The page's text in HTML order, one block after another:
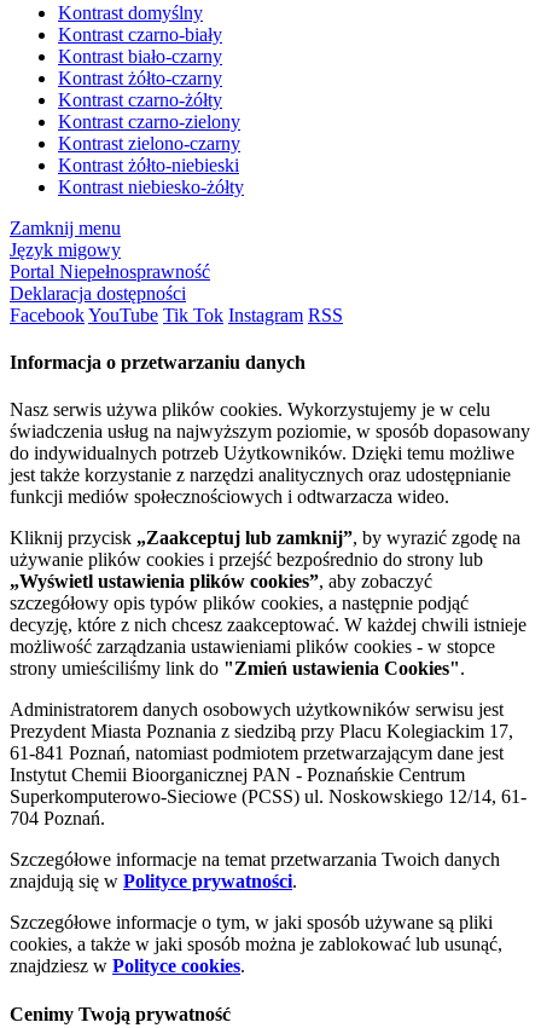
Kontrast domyślny
Kontrast czarno-biały
Kontrast biało-czarny
Kontrast żółto-czarny
Kontrast czarno-żółty
Kontrast czarno-zielony
Kontrast zielono-czarny
Kontrast żółto-niebieski
Kontrast niebiesko-żółty
Zamknij menu
Język migowy
Portal Niepełnosprawność
Deklaracja dostępności
FacebookYouTube Tik Tok Instagram RSS
Informacja o przetwarzaniu danych
Nasz serwis używa plików cookies. Wykorzystujemy je w celu
świadczenia usług na najwyższym poziomie, w sposób dopasowany
do indywidualnych potrzeb Użytkowników. Dzięki temu możliwe
jest także korzystanie z narzędzi analitycznych oraz udostępnianie
funkcji mediów społecznościowych i odtwarzacza wideo.
Kliknij przycisk „Zaakceptuj lub zamknij”, by wyrazić zgodę na
używanie plików cookies i przejść bezpośrednio do strony lub
„Wyświetl ustawienia plików cookies”, aby zobaczyć
szczegółowy opis typów plików cookies, a następnie podjąć
decyzję, które z nich chcesz zaakceptować. W każdej chwili istnieje
możliwość zarządzania ustawieniami plików cookies - w stopce
strony umieściliśmy link do "Zmień ustawienia Cookies".
Administratorem danych osobowych użytkowników serwisu jest
Prezydent Miasta Poznania z siedzibą przy Placu Kolegiackim 17,
61-841 Poznań, natomiast podmiotem przetwarzającym dane jest
Instytut Chemii Bioorganicznej PAN - Poznańskie Centrum
Superkomputerowo-Sieciowe (PCSS) ul. Noskowskiego 12/14, 61-
704 Poznań.
Szczegółowe informacje na temat przetwarzania Twoich danych
znajdują się w Polityce prywatności.
Szczegółowe informacje o tym, w jaki sposób używane są pliki
cookies, a także w jaki sposób można je zablokować lub usunąć,
znajdziesz w Polityce cookies.
Cenimy Twoją prywatność